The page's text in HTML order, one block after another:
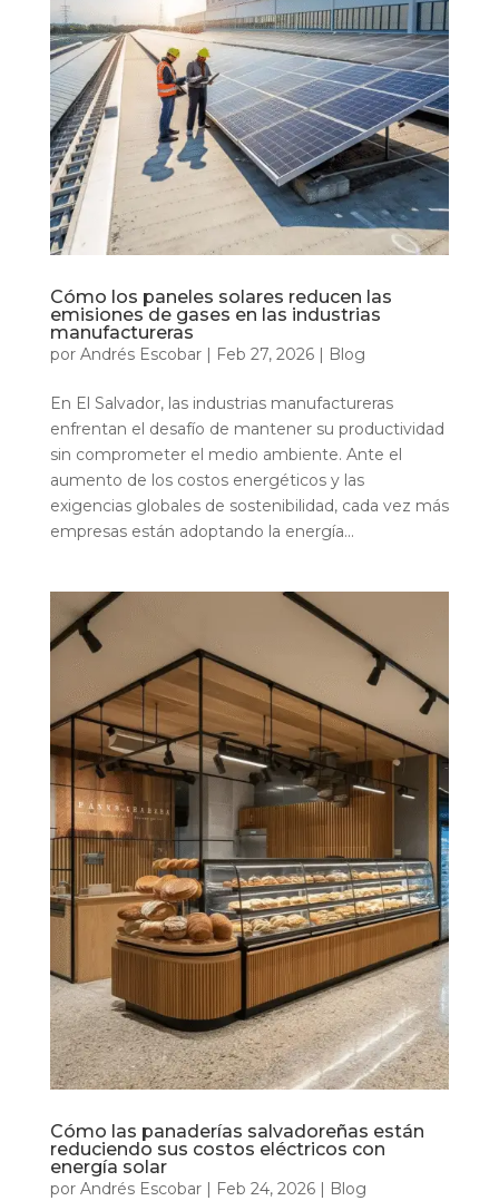
Cómo los paneles solares reducen las
emisiones de gases en las industrias
manufactureras
por Andrés Escobar| Feb 27, 2026| Blog
En El Salvador, las industrias manufactureras
enfrentan el desafío de mantener su productividad
sin comprometer el medio ambiente. Ante el
aumento de los costos energéticos y las
exigencias globales de sostenibilidad, cada vez más
empresas están adoptando la energía...
Cómo las panaderías salvadoreñas están
reduciendo sus costos eléctricos con
energía solar
por Andrés Escobar| Feb 24, 2026| Blog